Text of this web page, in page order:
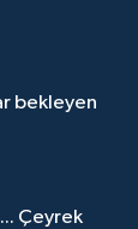
bekleyen
Çeyrek